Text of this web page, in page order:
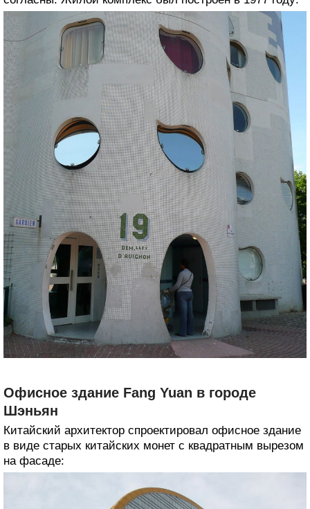
Офисное здание Fang Yuan в городе
Шэньян
Китайский архитектор спроектировал офисное здание
в виде старых китайских монет с квадратным вырезом
на фасаде: